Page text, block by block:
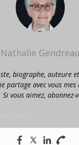
Nathalie Gendreau
biographe, auteure
partage avec vous
Si vous aimez, abonnez-